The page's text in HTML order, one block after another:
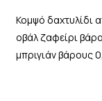
Κομψό δαχτυλίδι
οβάλ ζαφείρι
μπριγιάν βάρους